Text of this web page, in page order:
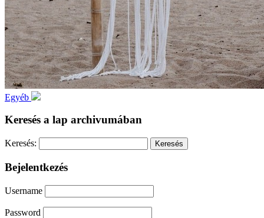
Egyéb
Keresés a lap archivumában
Keresés:
Bejelentkezés
Username
Password